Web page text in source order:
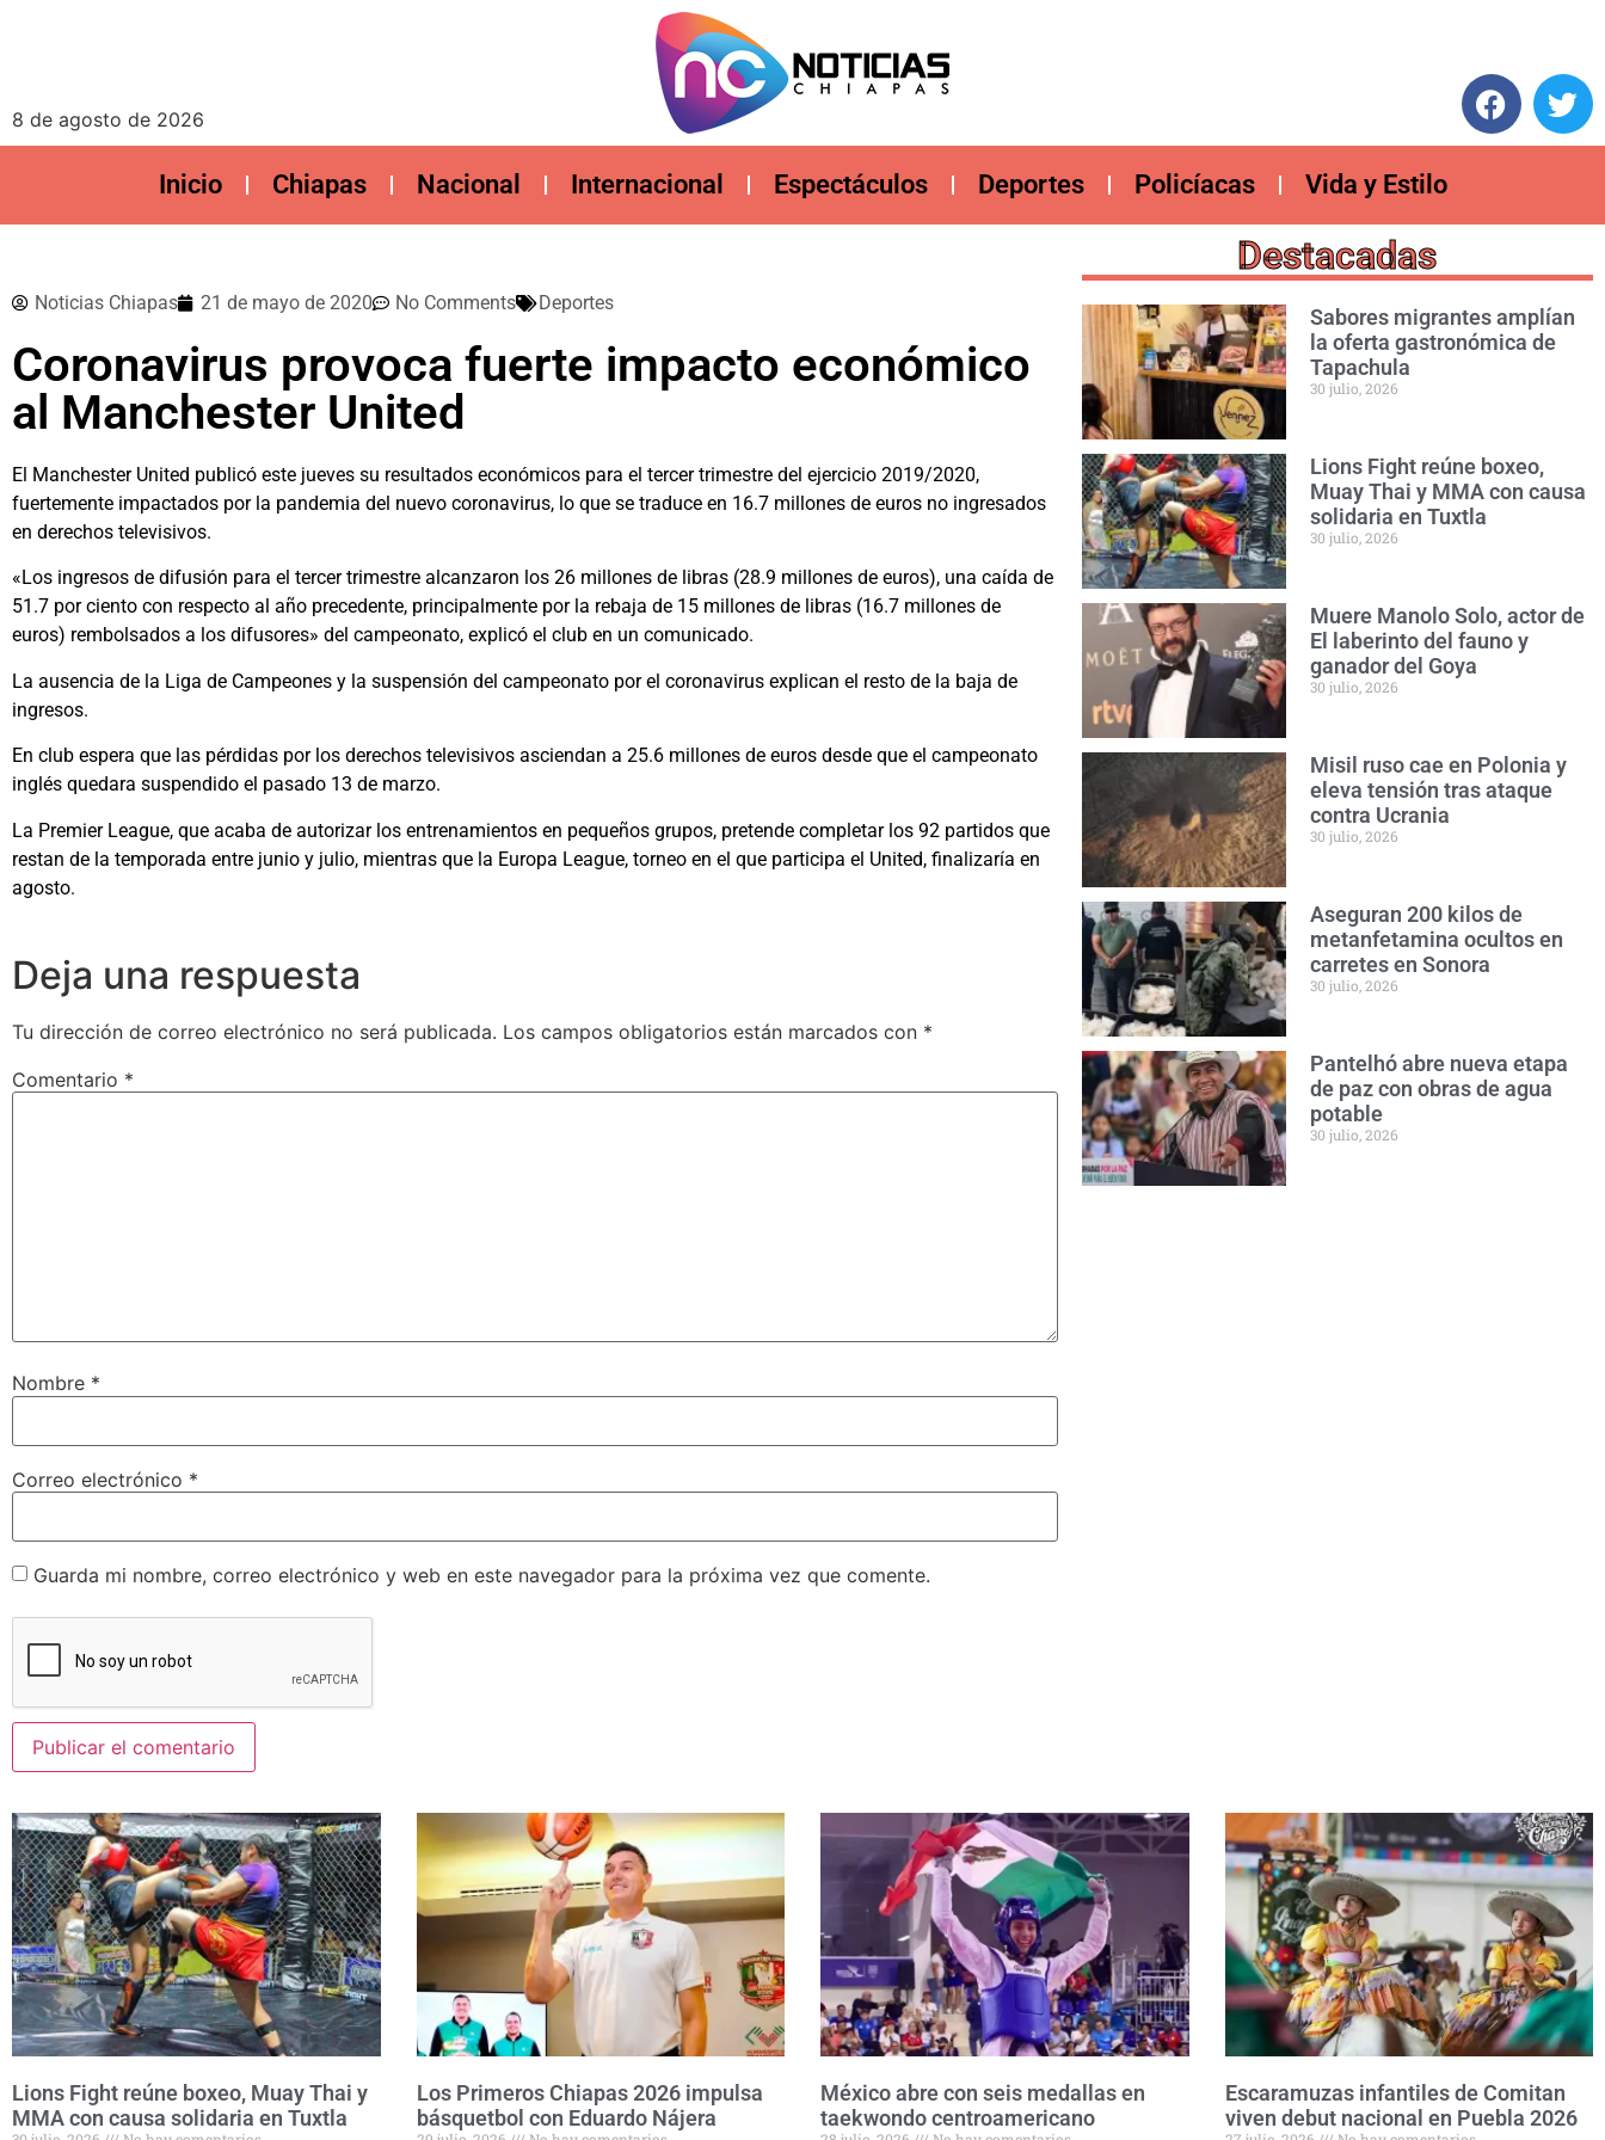
8 de agosto de 2026
Inicio Chiapas Nacional Internacional Espectáculos Deportes Policíacas Vida y Estilo
Noticias Chiapas 21 de mayo de 2020 No Comments Deportes
Coronavirus provoca fuerte impacto económico
al Manchester United
El Manchester United publicó este jueves su resultados económicos para el tercer trimestre del ejercicio 2019/2020,
fuertemente impactados por la pandemia del nuevo coronavirus, lo que se traduce en 16.7 millones de euros no ingresados
en derechos televisivos.
«Los ingresos de difusión para el tercer trimestre alcanzaron los 26 millones de libras (28.9 millones de euros), una caída de
51.7 por ciento con respecto al año precedente, principalmente por la rebaja de 15 millones de libras (16.7 millones de
euros) rembolsados a los difusores» del campeonato, explicó el club en un comunicado.
La ausencia de la Liga de Campeones y la suspensión del campeonato por el coronavirus explican el resto de la baja de
ingresos.
En club espera que las pérdidas por los derechos televisivos asciendan a 25.6 millones de euros desde que el campeonato
inglés quedara suspendido el pasado 13 de marzo.
La Premier League, que acaba de autorizar los entrenamientos en pequeños grupos, pretende completar los 92 partidos que
restan de la temporada entre junio y julio, mientras que la Europa League, torneo en el que participa el United, finalizaría en
agosto.
Deja una respuesta
Tu dirección de correo electrónico no será publicada. Los campos obligatorios están marcados con *
Comentario *
Nombre *
Correo electrónico *
Guarda mi nombre, correo electrónico y web en este navegador para la próxima vez que comente.
Destacadas
Sabores migrantes amplían
la oferta gastronómica de
Tapachula
30 julio, 2026
Lions Fight reúne boxeo,
Muay Thai y MMA con causa
solidaria en Tuxtla
30 julio, 2026
Muere Manolo Solo, actor de
El laberinto del fauno y
ganador del Goya
30 julio, 2026
Misil ruso cae en Polonia y
eleva tensión tras ataque
contra Ucrania
30 julio, 2026
Aseguran 200 kilos de
metanfetamina ocultos en
carretes en Sonora
30 julio, 2026
Pantelhó abre nueva etapa
de paz con obras de agua
potable
30 julio, 2026
Lions Fight reúne boxeo, Muay Thai y
MMA con causa solidaria en Tuxtla
Los Primeros Chiapas 2026 impulsa
básquetbol con Eduardo Nájera
México abre con seis medallas en
taekwondo centroamericano
Escaramuzas infantiles de Comitan
viven debut nacional en Puebla 2026